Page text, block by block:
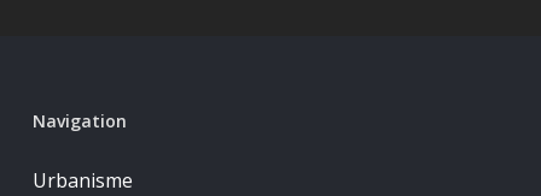
Navigation
Urbanisme